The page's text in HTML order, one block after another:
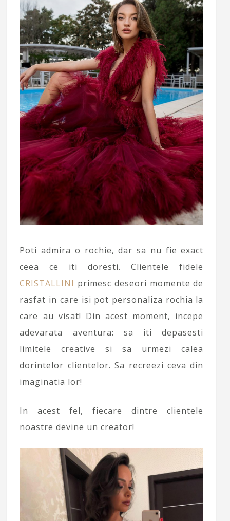
Poti admira o rochie, dar sa nu fie exact
ceea ce iti doresti. Clientele fidele
CRISTALLINI primesc deseori momente de
rasfat in care isi pot personaliza rochia la
care au visat! Din acest moment, incepe
adevarata aventura: sa iti depasesti
limitele creative si sa urmezi calea
dorintelor clientelor. Sa recreezi ceva din
imaginatia lor!
In acest fel, fiecare dintre clientele
noastre devine un creator!